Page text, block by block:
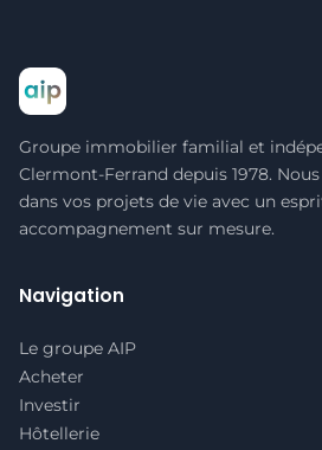
Groupe immobilier familial et
Clermont-Ferrand depuis 1978.
dans vos projets de vie avec un
accompagnement sur mesure.
Navigation
Le groupe AIP
Acheter
Investir
Hôtellerie